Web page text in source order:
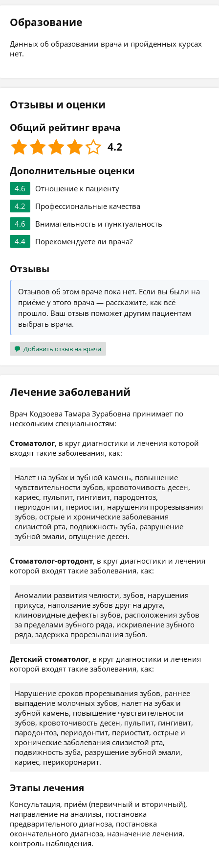
Образование
Данных об образовании врача и пройденных курсах
нет.
Отзывы и оценки
Общий рейтинг врача
4.2
Дополнительные оценки
4.6
Отношение к пациенту
4.2
Профессиональные качества
4.6
Внимательность и пунктуальность
4.4
Порекомендуете ли врача?
Отзывы
Отзывов об этом враче пока нет. Если вы были на
приёме у этого врача — расскажите, как всё
прошло. Ваш отзыв поможет другим пациентам
выбрать врача.
Добавить отзыв на врача
Лечение заболеваний
Врач Кодзоева Тамара Зурабовна принимает по
нескольким специальностям:
Стоматолог, в круг диагностики и лечения которой
входят такие заболевания, как:
Налет на зубах и зубной камень, повышение
чувствительности зубов, кровоточивость десен,
кариес, пульпит, гингивит, пародонтоз,
периодонтит, периостит, нарушения прорезывания
зубов, острые и хронические заболевания
слизистой рта, подвижность зуба, разрушение
зубной эмали, опущение десен.
Стоматолог-ортодонт, в круг диагностики и лечения
которой входят такие заболевания, как:
Аномалии развития челюсти, зубов, нарушения
прикуса, наползание зубов друг на друга,
клиновидные дефекты зубов, расположения зубов
за пределами зубного ряда, искривление зубного
ряда, задержка прорезывания зубов.
Детский стоматолог, в круг диагностики и лечения
которой входят такие заболевания, как:
Нарушение сроков прорезывания зубов, раннее
выпадение молочных зубов, налет на зубах и
зубной камень, повышение чувствительности
зубов, кровоточивость десен, пульпит, гингивит,
пародонтоз, периодонтит, периостит, острые и
хронические заболевания слизистой рта,
подвижность зуба, разрушение зубной эмали,
кариес, перикоронарит.
Этапы лечения
Консультация, приём (первичный и вторичный),
направление на анализы, постановка
предварительного диагноза, постановка
окончательного диагноза, назначение лечения,
контроль наблюдения.